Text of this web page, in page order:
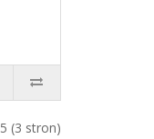
(3 stron)